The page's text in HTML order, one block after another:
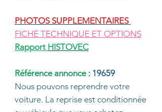
PHOTOS SUPPLEMENTAIRES
FICHE TECHNIQUE ET OPTIONS
Rapport HISTOVEC
Référence annonce : 19659
Nous pouvons reprendre votre
voiture. La reprise est conditionnée